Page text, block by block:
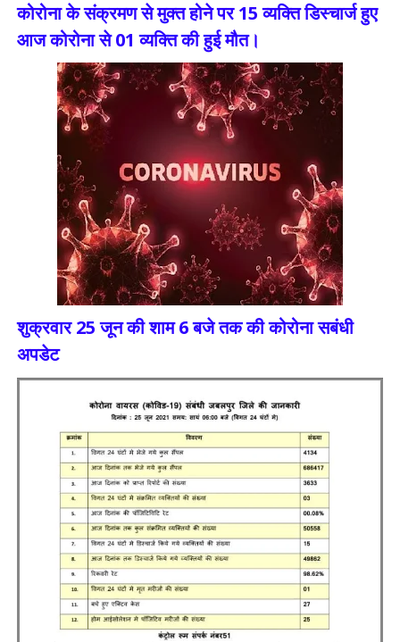
कोरोना के संक्रमण से मुक्त होने पर 15 व्यक्ति डिस्चार्ज हुए
आज कोरोना से 01 व्यक्ति की हुई मौत।
शुक्रवार 25 जून की शाम 6 बजे तक की कोरोना सबंधी
अपडेट